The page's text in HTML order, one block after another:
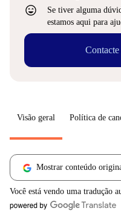
sentiment_very_satisfied
Se tiver alguma
estamos aqui para
Visão geral Política de
Mostrar conteúdo
Você está vendo uma tradução